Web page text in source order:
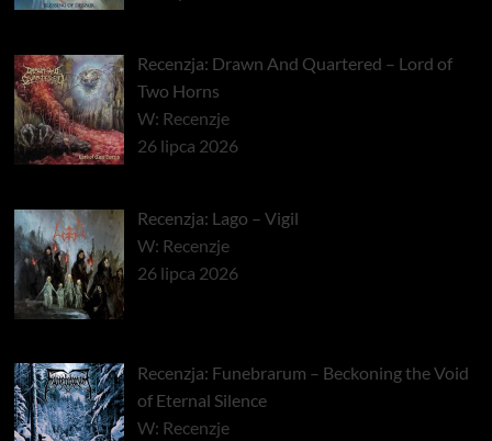
Recenzja: Drawn And Quartered – Lord of
Two Horns
W: Recenzje
26 lipca 2026
Recenzja: Lago – Vigil
W: Recenzje
26 lipca 2026
Recenzja: Funebrarum – Beckoning the Void
of Eternal Silence
W: Recenzje